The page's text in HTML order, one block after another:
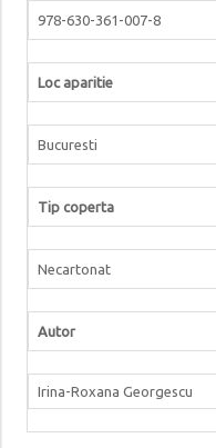
978-630-361-007-8
Loc aparitie
Bucuresti
Tip coperta
Necartonat
Autor
Irina-Roxana Georgescu